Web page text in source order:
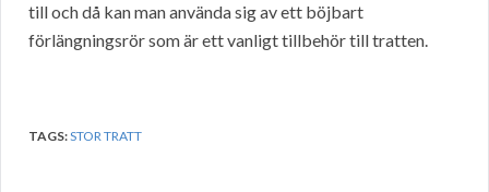
till och då kan man använda sig av ett böjbart
förlängningsrör som är ett vanligt tillbehör till tratten.
TAGS:STOR TRATT